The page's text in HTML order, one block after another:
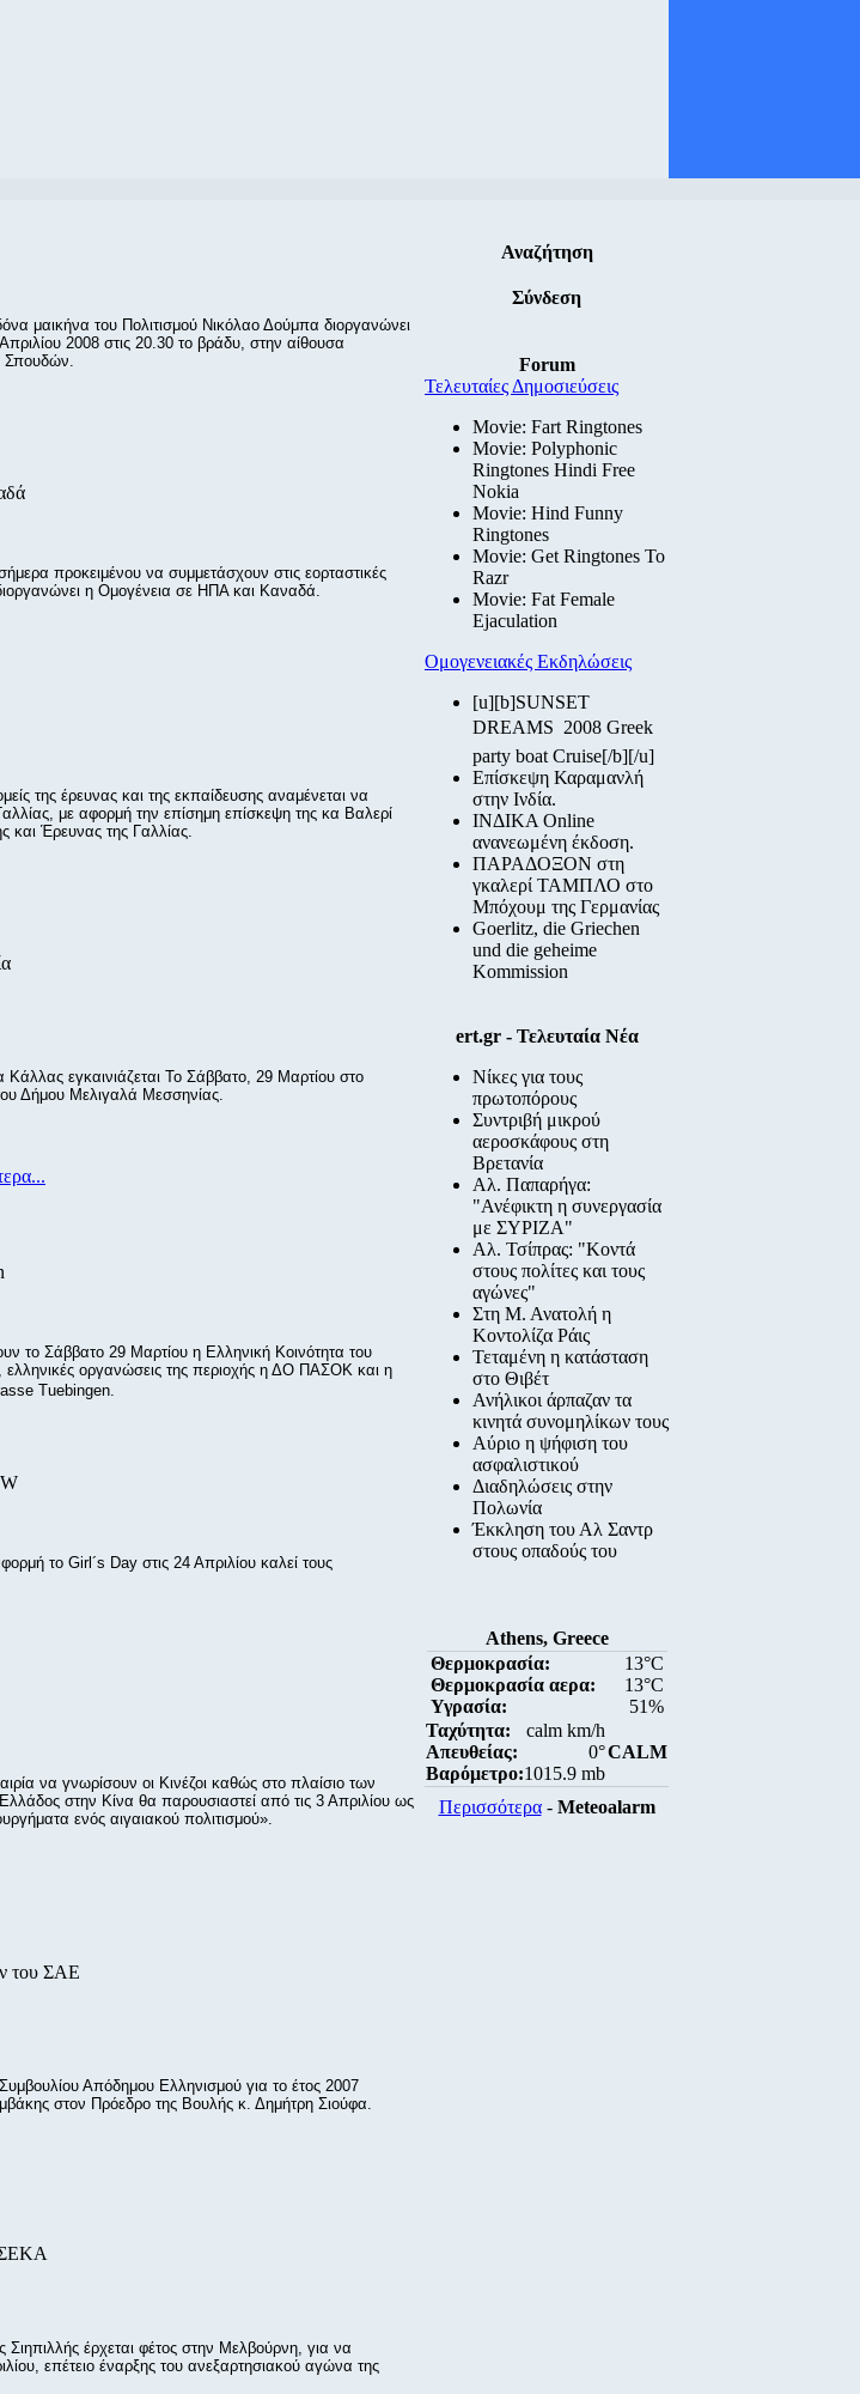
μαικήνα του Πολιτισμού Νικόλαο Δούμπα διοργανώνει
2008 στις 20.30 το βράδυ, στην αίθουσα
Σπουδών.
προκειμένου να συμμετάσχουν στις εορταστικές
η Ομογένεια σε ΗΠΑ και Καναδά.
της έρευνας και της εκπαίδευσης αναμένεται να
με αφορμή την επίσημη επίσκεψη της κα Βαλερί
και Έρευνας της Γαλλίας.
εγκαινιάζεται Το Σάββατο, 29 Μαρτίου στο
Δήμου Μελιγαλά Μεσσηνίας.
το Σάββατο 29 Μαρτίου η Ελληνική Κοινότητα του
ελληνικές οργανώσεις της περιοχής η ΔΟ ΠΑΣΟΚ και η
Tuebingen.
το Girl´s Day στις 24 Απριλίου καλεί τους
να γνωρίσουν οι Κινέζοι καθώς στο πλαίσιο των
στην Κίνα θα παρουσιαστεί από τις 3 Απριλίου ως
ενός αιγαιακού πολιτισμού».
του ΣΑΕ
Απόδημου Ελληνισμού για το έτος 2007
στον Πρόεδρο της Βουλής κ. Δημήτρη Σιούφα.
ΣΕΚΑ
έρχεται φέτος στην Μελβούρνη, για να
επέτειο έναρξης του ανεξαρτησιακού αγώνα της
Αναζήτηση
Σύνδεση
Forum
Τελευταίες Δημοσιεύσεις
Movie: Fart Ringtones
Movie: Polyphonic
Ringtones Hindi Free
Nokia
Movie: Hind Funny
Ringtones
Movie: Get Ringtones To
Razr
Movie: Fat Female
Ejaculation
Ομογενειακές Εκδηλώσεις
[u][b]SUNSET
DREAMS  2008 Greek
party boat Cruise[/b][/u]
Επίσκεψη Καραμανλή
στην Ινδία.
ΙΝΔΙΚΑ Online
ανανεωμένη έκδοση.
ΠΑΡΑΔΟΞΟΝ στη
γκαλερί ΤΑΜΠΛΟ στο
Μπόχουμ της Γερμανίας
Goerlitz, die Griechen
und die geheime
Kommission
ert.gr - Τελευταία Νέα
Νίκες για τους
πρωτοπόρους
Συντριβή μικρού
αεροσκάφους στη
Βρετανία
Αλ. Παπαρήγα:
"Ανέφικτη η συνεργασία
με ΣΥΡΙΖΑ"
Αλ. Τσίπρας: "Κοντά
στους πολίτες και τους
αγώνες"
Στη Μ. Ανατολή η
Κοντολίζα Ράις
Τεταμένη η κατάσταση
στο Θιβέτ
Ανήλικοι άρπαζαν τα
κινητά συνομηλίκων τους
Αύριο η ψήφιση του
ασφαλιστικού
Διαδηλώσεις στην
Πολωνία
Έκκληση του Αλ Σαντρ
στους οπαδούς του
Athens, Greece
Θερμοκρασία:
13°C
Θερμοκρασία αερα:
13°C
Υγρασία:
51%
Ταχύτητα:
calm km/h
Απευθείας:
0°
Βαρόμετρο:1015.9 mb
CALM
Περισσότερα- Meteoalarm